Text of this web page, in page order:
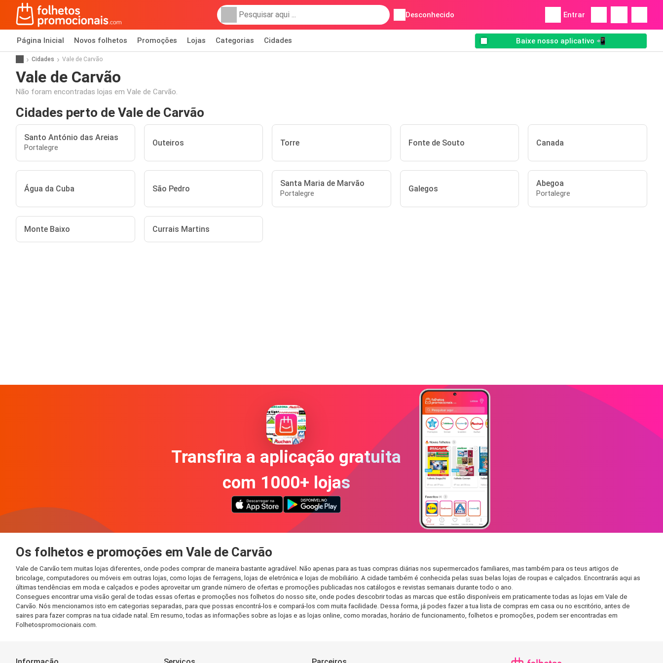
Desconhecido Entrar
Página Inicial Novos folhetos Promoções Lojas Categorias Cidades Baixe nosso aplicativo 📲
Cidades Vale de Carvão
Vale de Carvão
Não foram encontradas lojas em Vale de Carvão.
Cidades perto de Vale de Carvão
Santo António das Areias
Portalegre Outeiros Torre Fonte de Souto Canada
Água da Cuba São Pedro
Santa Maria de Marvão
Portalegre Galegos
Abegoa
Portalegre
Monte Baixo Currais Martins
Transfira a aplicação gratuita
com 1000+ lojas
Os folhetos e promoções em Vale de Carvão
Vale de Carvão tem muitas lojas diferentes, onde podes comprar de maneira bastante agradável. Não apenas para as tuas compras diárias nos supermercados familiares, mas também para os teus artigos de
bricolage, computadores ou móveis em outras lojas, como lojas de ferragens, lojas de eletrónica e lojas de mobiliário. A cidade também é conhecida pelas suas belas lojas de roupas e calçados. Encontrarás aqui as
últimas tendências em moda e calçados e podes aproveitar um grande número de ofertas e promoções publicadas nos catálogos e revistas semanais durante todo o ano.
Consegues encontrar uma visão geral de todas essas ofertas e promoções nos folhetos do nosso site, onde podes descobrir todas as marcas que estão disponíveis em praticamente todas as lojas em Vale de
Carvão. Nós mencionamos isto em categorias separadas, para que possas encontrá-los e compará-los com muita facilidade. Dessa forma, já podes fazer a tua lista de compras em casa ou no escritório, antes de
saires para fazer compras na tua cidade natal. Em resumo, todas as informações sobre as lojas e as lojas online, como moradas, horário de funcionamento, folhetos e promoções, podem ser encontradas em
Folhetospromocionais.com.